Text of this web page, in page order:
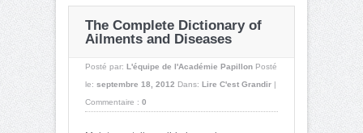
The Complete Dictionary of
Ailments and Diseases
Posté par: L'équipe de l'Académie Papillon Posté
le: septembre 18, 2012 Dans: Lire C'est Grandir |
Commentaire : 0